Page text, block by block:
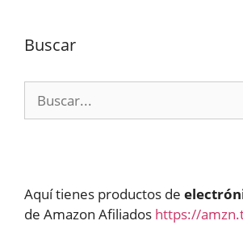
Buscar
Aquí tienes productos de
de Amazon Afiliados https://